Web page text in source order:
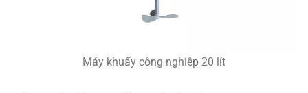
Máy khuấy công nghiệp 20 lít